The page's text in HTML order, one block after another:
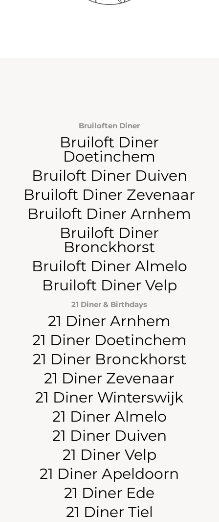
Bruiloften Diner
Bruiloft Diner
Doetinchem
Bruiloft Diner Duiven
Bruiloft Diner Zevenaar
Bruiloft Diner Arnhem
Bruiloft Diner
Bronckhorst
Bruiloft Diner Almelo
Bruiloft Diner Velp
21 Diner & Birthdays
21 Diner Arnhem
21 Diner Doetinchem
21 Diner Bronckhorst
21 Diner Zevenaar
21 Diner Winterswijk
21 Diner Almelo
21 Diner Duiven
21 Diner Velp
21 Diner Apeldoorn
21 Diner Ede
21 Diner Tiel